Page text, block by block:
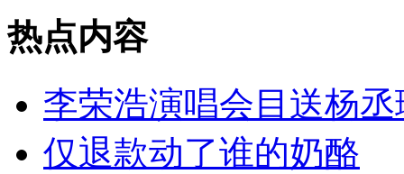
热点内容
李荣浩演唱会目送杨
仅退款动了谁的奶酪